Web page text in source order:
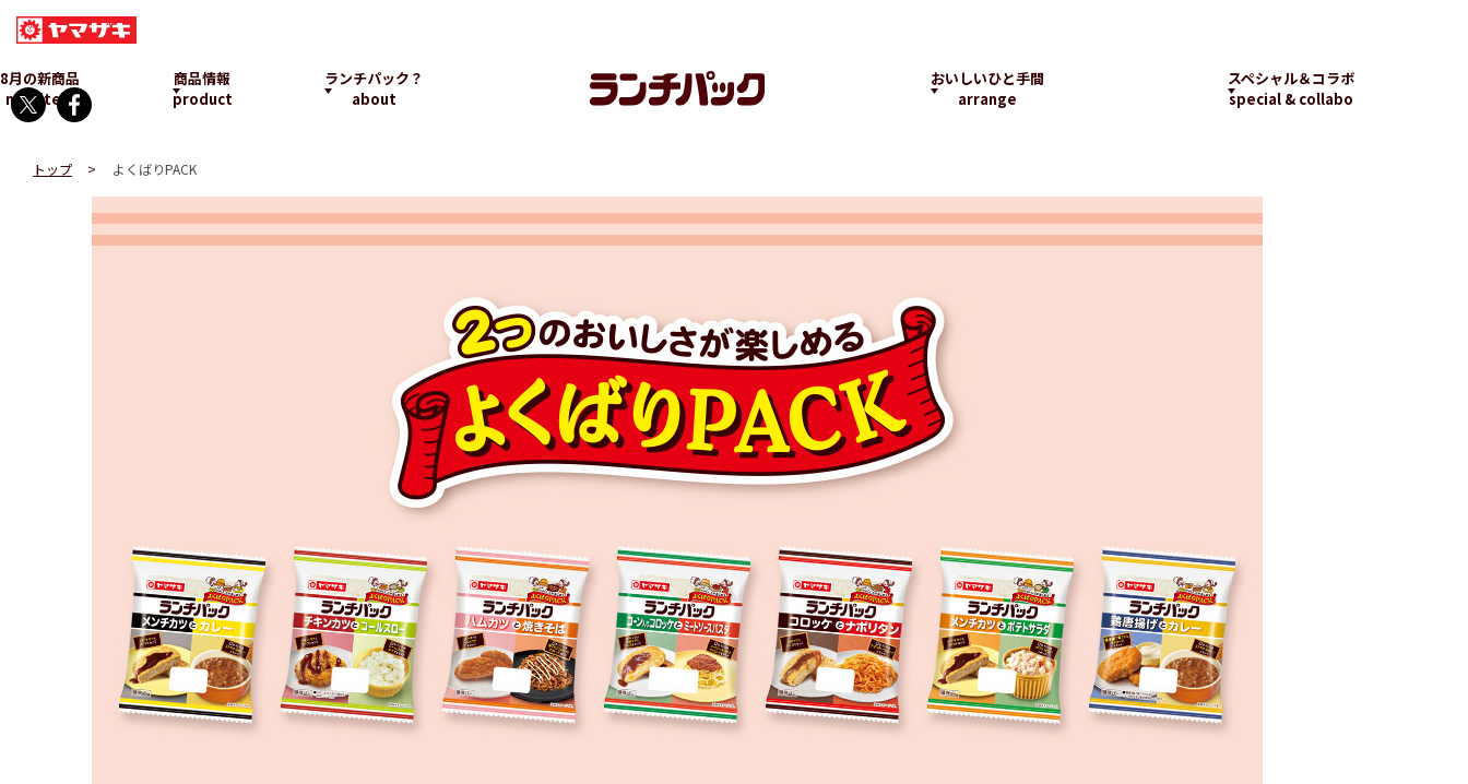
8月の新商品
new item
商品情報
product
発売中の商品 よくばりPACK 贅沢ランチパック
ランチパック？
about
ランチパックとは
ランチちゃんとパック
くん
ランチパックヒストリ
ー
コラボライブラリー
おいしいひと手間
arrange
スペシャル＆コラボ
special & collabo
トップ よくばりPACK